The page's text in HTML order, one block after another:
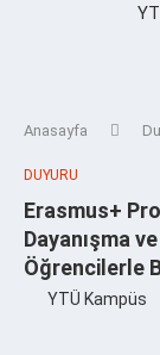
Anasayfa
DUYURU
Erasmus+
Dayanışma
Öğrencilerle
YTÜ Kampüs